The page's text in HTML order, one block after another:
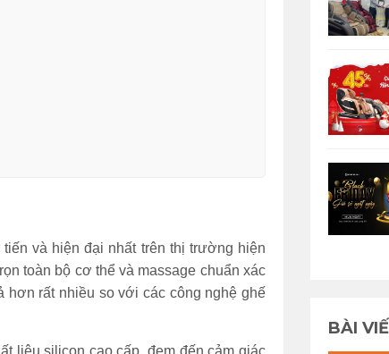
và hiện đại nhất trên thị trường hiện
toàn bộ cơ thể và massage chuẩn xác
hơn rất nhiều so với các công nghệ ghế
BÀI